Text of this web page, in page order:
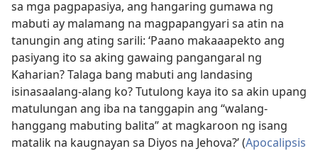
sa mga pagpapasiya, ang hangaring gumawa ng
mabuti ay malamang na magpapangyari sa atin na
tanungin ang ating sarili: ‘Paano makaaapekto ang
pasiyang ito sa aking gawaing pangangaral ng
Kaharian? Talaga bang mabuti ang landasing
isinasaalang-alang ko? Tutulong kaya ito sa akin upang
matulungan ang iba na tanggapin ang “walang-
hanggang mabuting balita” at magkaroon ng isang
matalik na kaugnayan sa Diyos na Jehova?’ (Apocalipsis